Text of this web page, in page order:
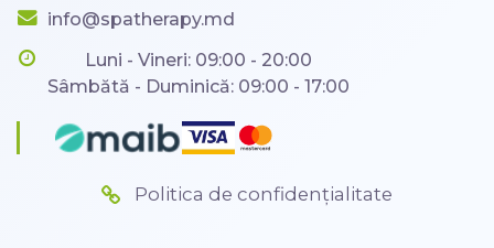
info@spatherapy.md
Luni - Vineri: 09:00 - 20:00
Sâmbătă - Duminică: 09:00 - 17:00
Politica de confidențialitate